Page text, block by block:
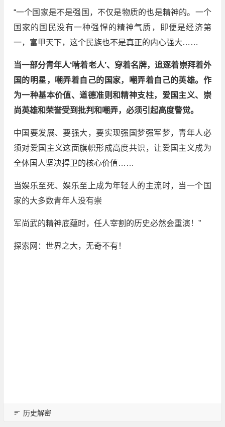
“一个国家是不是强国，不仅是物质的也是精神的。一个
国家的国民没有一种强悍的精神气质，即便是经济第
一，富甲天下，这个民族也不是真正的内心强大……
当一部分青年人‘啃着老人’、穿着名牌，追逐着崇拜着外
国的明星，嘲弄着自己的国家，嘲弄着自己的英雄。作
为一种基本价值、道德准则和精神支柱，爱国主义、崇
尚英雄和荣誉受到批判和嘲弄，必须引起高度警觉。
中国要发展、要强大，要实现强国梦强军梦，青年人必
须对爱国主义这面旗帜形成高度共识，让爱国主义成为
全体国人坚决捍卫的核心价值……
当娱乐至死、娱乐至上成为年轻人的主流时，当一个国
家的大多数青年人没有崇
军尚武的精神底蕴时，任人宰割的历史必然会重演！”
探索网：世界之大，无奇不有！
历史解密